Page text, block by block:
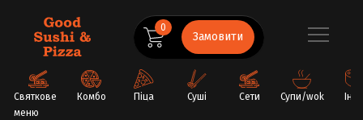
Святкове
меню
Комбо Піца Суші Сети Супи/wok
0
Замовити